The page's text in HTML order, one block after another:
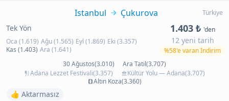
Türkiye
Istanbul Çukurova
Tek Yön
Oca (1.619) Ağu (1.565) Eyl (1.869) Eki (3.357)
Kas (1.403) Ara (1.641)
1.403 ₺ 'den
12 yeni tarih
%58'e varan İndirim
30 Ağustos(3.010)
Ara Tatil(3.707)
Adana Lezzet Festivali(3.357)
Kültür Yolu — Adana(3.707)
Altın Koza(3.360)
👍 Aktarmasız